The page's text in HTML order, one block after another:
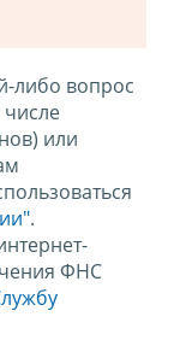
либо вопрос
или
.
ФНС